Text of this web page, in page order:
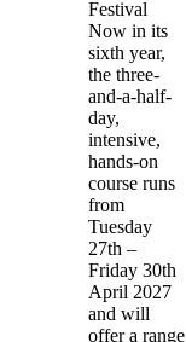
Festival
Now in its
sixth year,
the three-
and-a-half-
day,
intensive,
hands-on
course runs
from
Tuesday
27th –
Friday 30th
April 2027
and will
offer a range